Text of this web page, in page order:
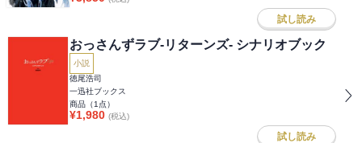
試し読み
おっさんずラブ-リターンズ- シナリオブック
小説
徳尾浩司
一迅社ブックス
商品（1 点）
¥1,980 (税込)
試し読み